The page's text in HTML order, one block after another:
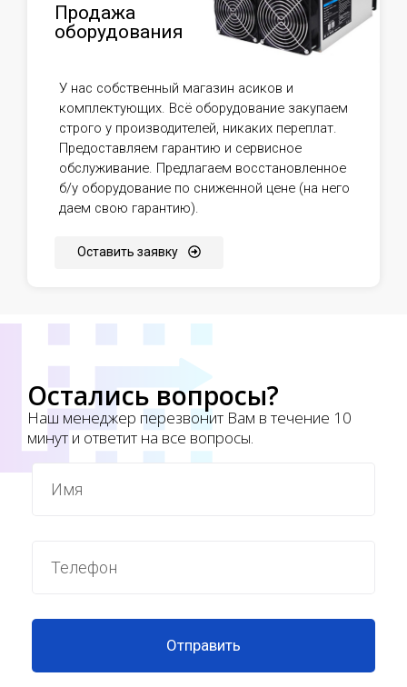
Продажа
оборудования
У нас собственный магазин асиков и
комплектующих. Всё оборудование закупаем
строго у производителей, никаких переплат.
Предоставляем гарантию и сервисное
обслуживание. Предлагаем восстановленное
б/у оборудование по сниженной цене (на него
даем свою гарантию).
Оставить заявку
Остались вопросы?
Наш менеджер перезвонит Вам в течение 10
минут и ответит на все вопросы.
Отправить